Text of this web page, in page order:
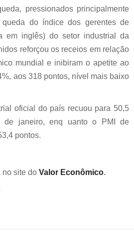
pressionados principalmente
queda do índice dos gerentes de
em inglês) do setor industrial da
reforçou os receios em relação
mundial e inibiram o apetite ao
aos 318 pontos, nível mais baixo
oficial do país recuou para 50,5
de janeiro, enq uanto o PMI de
pontos.
no site do Valor Econômico.